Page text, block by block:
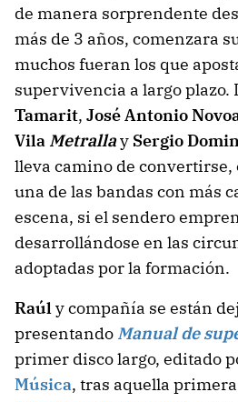
de manera sorprendente
más de 3 años, comenzara
muchos fueran los que
supervivencia a largo plazo.
Tamarit, José Antonio
Vila Metrallay Sergio
lleva camino de convertirse,
una de las bandas con más
escena, si el sendero
desarrollándose en las
adoptadas por la formación.
Raúly compañía se están
presentando Manual de
primer disco largo, editado
Música, tras aquella